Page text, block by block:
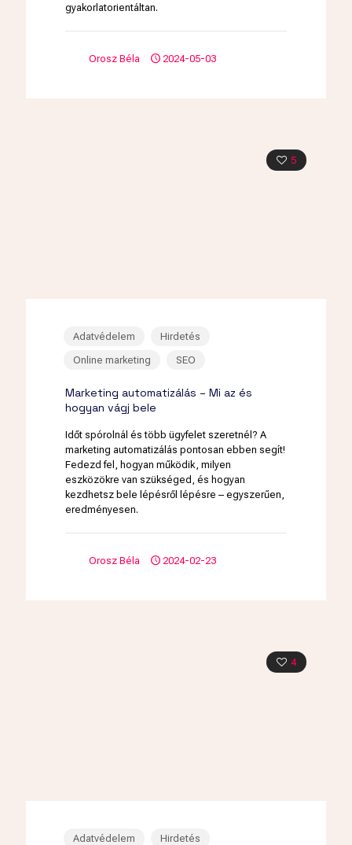
gyakorlatorientáltan.
Orosz Béla 2024-05-03
5
Adatvédelem
Hirdetés
Online marketing
SEO
Marketing automatizálás – Mi az és
hogyan vágj bele
Időt spórolnál és több ügyfelet szeretnél? A
marketing automatizálás pontosan ebben segít!
Fedezd fel, hogyan működik, milyen
eszközökre van szükséged, és hogyan
kezdhetsz bele lépésről lépésre – egyszerűen,
eredményesen.
Orosz Béla 2024-02-23
4
Adatvédelem Hirdetés